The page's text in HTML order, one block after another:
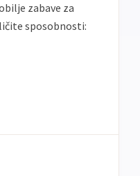
zabave za
sposobnosti: